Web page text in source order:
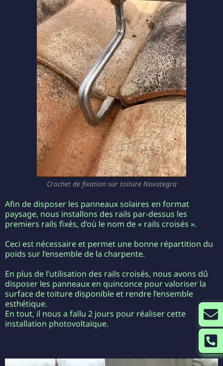
Crochet de fixation sur toiture Novotegra
Afin de disposer les panneaux solaires en format
paysage, nous installons des rails par-dessus les
premiers rails fixés, d’où le nom de « rails croisés ».
Ceci est nécessaire et permet une bonne répartition du
poids sur l’ensemble de la charpente.
En plus de l’utilisation des rails croisés, nous avons dû
disposer les panneaux en quinconce pour valoriser la
surface de toiture disponible et rendre l’ensemble
esthétique.
En tout, il nous a fallu 2 jours pour réaliser cette
installation photovoltaïque.